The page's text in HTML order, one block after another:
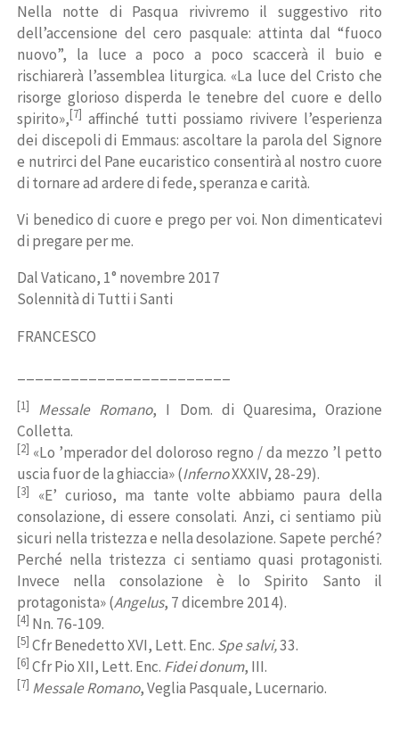
Nella notte di Pasqua rivivremo il suggestivo rito
dell’accensione del cero pasquale: attinta dal “fuoco
nuovo”, la luce a poco a poco scaccerà il buio e
rischiarerà l’assemblea liturgica. «La luce del Cristo che
risorge glorioso disperda le tenebre del cuore e dello
spirito»,[7] affinché tutti possiamo rivivere l’esperienza
dei discepoli di Emmaus: ascoltare la parola del Signore
e nutrirci del Pane eucaristico consentirà al nostro cuore
di tornare ad ardere di fede, speranza e carità.
Vi benedico di cuore e prego per voi. Non dimenticatevi
di pregare per me.
Dal Vaticano, 1° novembre 2017
Solennità di Tutti i Santi
FRANCESCO
[1] Messale Romano, I Dom. di Quaresima, Orazione
Colletta.
[2] «Lo ’mperador del doloroso regno / da mezzo ’l petto
uscia fuor de la ghiaccia» (InfernoXXXIV, 28-29).
[3]
«E’ curioso, ma tante volte abbiamo paura della
consolazione, di essere consolati. Anzi, ci sentiamo più
sicuri nella tristezza e nella desolazione. Sapete perché?
Perché nella tristezza ci sentiamo quasi protagonisti.
Invece nella consolazione è lo Spirito Santo il
protagonista» (Angelus, 7 dicembre 2014).
[4] Nn. 76-109.
[5] Cfr Benedetto XVI, Lett. Enc. Spe salvi,33.
[6] Cfr Pio XII, Lett. Enc. Fidei donum, III.
[7] Messale Romano, Veglia Pasquale, Lucernario.